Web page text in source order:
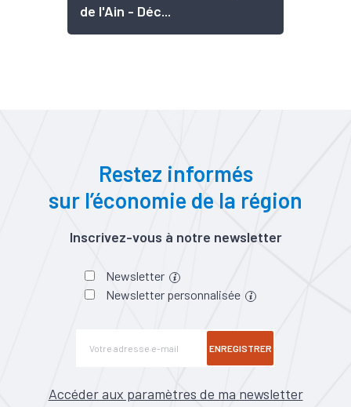
de l'Ain - Déc...
Restez informés
sur l’économie de la région
Inscrivez-vous à notre newsletter
Newsletter
Newsletter personnalisée
ENREGISTRER
Accéder aux paramètres de ma newsletter